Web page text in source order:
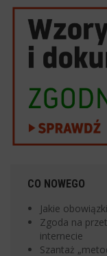
CO NOWEGO
Jakie
Zgoda na
internecie
Szantaż